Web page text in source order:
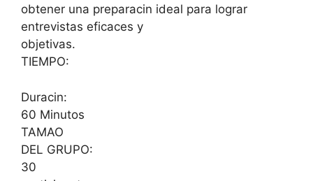
obtener una preparacin ideal para lograr
entrevistas eficaces y
objetivas.
TIEMPO:
Duracin:
60 Minutos
TAMAO
DEL GRUPO:
30